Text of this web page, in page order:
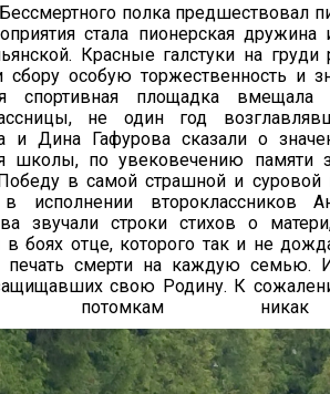
полка предшествовал
стала пионерская
Красные галстуки на груди
сбору особую торжественность и
спортивная площадка
не один год
и Дина Гафурова сказали о
школы, по увековечению памяти
в самой страшной и суровой
исполнении второклассников
звучали строки стихов о
боях отце, которого так и не
печать смерти на каждую семью.
свою Родину. К
потомкам